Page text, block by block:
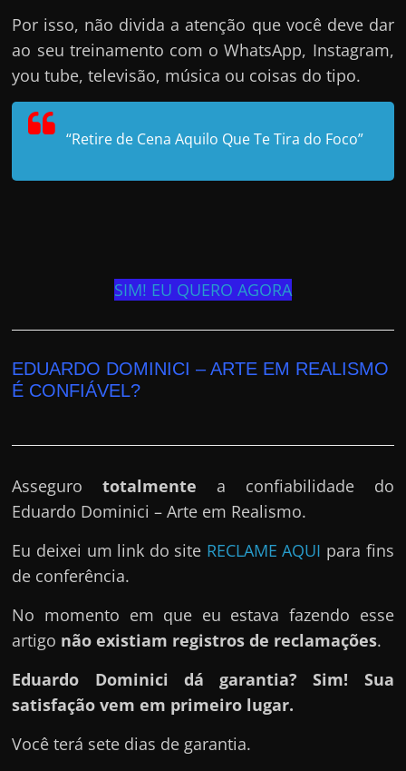
Por isso, não divida a atenção que você deve dar
ao seu treinamento com o WhatsApp, Instagram,
you tube, televisão, música ou coisas do tipo.
“Retire de Cena Aquilo Que Te Tira do Foco”
SIM! EU QUERO AGORA
EDUARDO DOMINICI – ARTE EM REALISMO
É CONFIÁVEL?
Assegurototalmente a confiabilidade do
Eduardo Dominici – Arte em Realismo.
Eu deixei um link do site RECLAME AQUI para fins
de conferência.
No momento em que eu estava fazendo esse
artigo não existiam registros de reclamações.
Eduardo Dominici dá garantia? Sim! Sua
satisfação vem em primeiro lugar.
Você terá sete dias de garantia.